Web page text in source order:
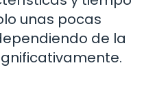
unas pocas
de la